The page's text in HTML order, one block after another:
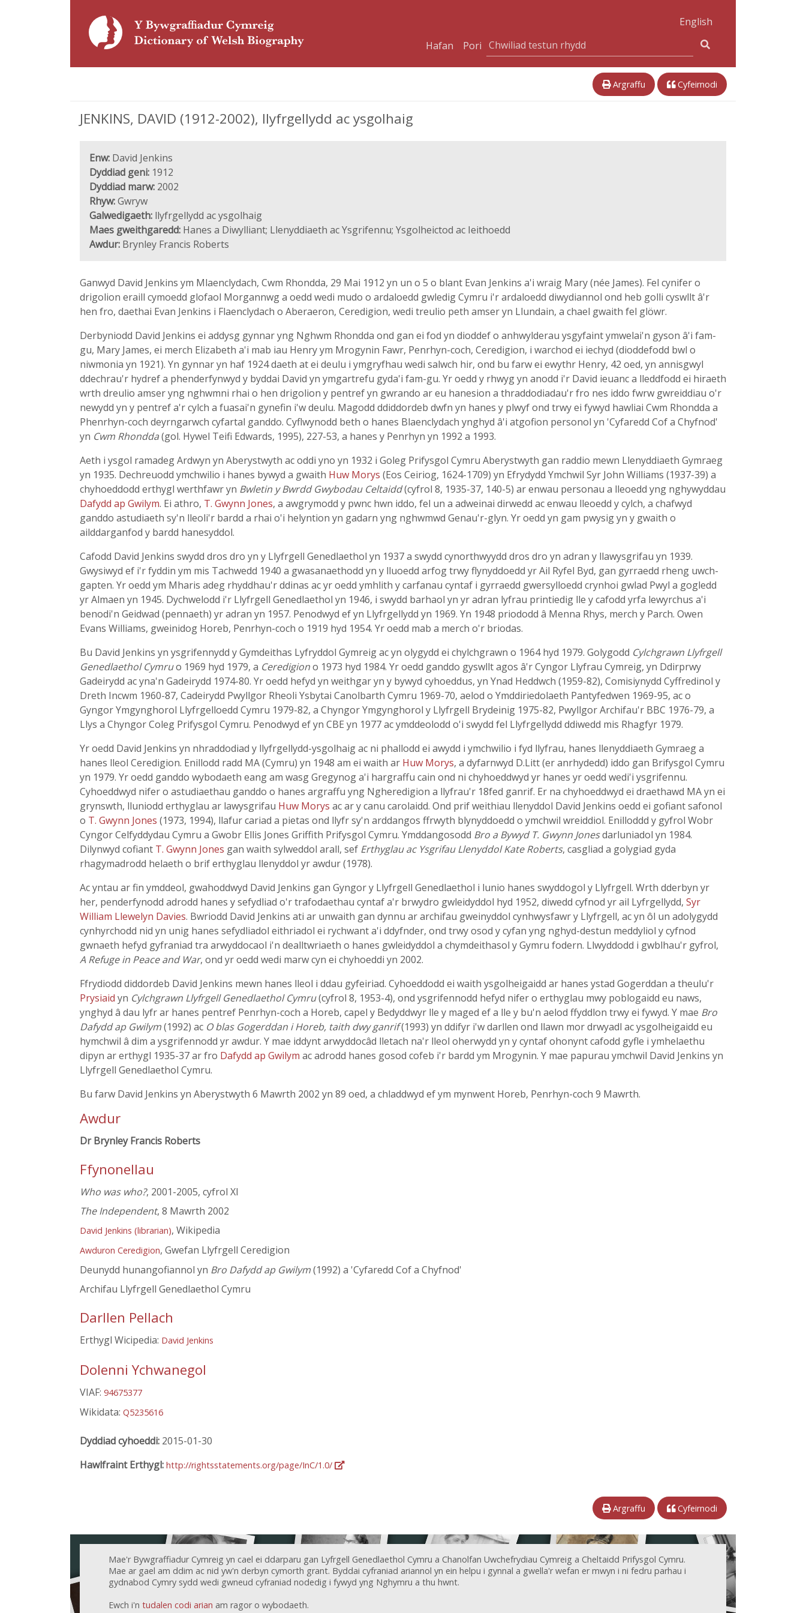
English
Hafan
Pori
Argraffu Cyfeirnodi
JENKINS, DAVID (1912-2002), llyfrgellydd ac ysgolhaig
Enw: David Jenkins
Dyddiad geni: 1912
Dyddiad marw: 2002
Rhyw:Gwryw
Galwedigaeth: llyfrgellydd ac ysgolhaig
Maes gweithgaredd: Hanes a Diwylliant; Llenyddiaeth ac Ysgrifennu; Ysgolheictod ac Ieithoedd
Awdur: Brynley Francis Roberts
Ganwyd David Jenkins ym Mlaenclydach, Cwm Rhondda, 29 Mai 1912 yn un o 5 o blant Evan Jenkins a'i wraig Mary (née James). Fel cynifer o
drigolion eraill cymoedd glofaol Morgannwg a oedd wedi mudo o ardaloedd gwledig Cymru i'r ardaloedd diwydiannol ond heb golli cyswllt â'r
hen fro, daethai Evan Jenkins i Flaenclydach o Aberaeron, Ceredigion, wedi treulio peth amser yn Llundain, a chael gwaith fel glöwr.
Derbyniodd David Jenkins ei addysg gynnar yng Nghwm Rhondda ond gan ei fod yn dioddef o anhwylderau ysgyfaint ymwelai'n gyson â'i fam-
gu, Mary James, ei merch Elizabeth a'i mab iau Henry ym Mrogynin Fawr, Penrhyn-coch, Ceredigion, i warchod ei iechyd (dioddefodd bwl o
niwmonia yn 1921). Yn gynnar yn haf 1924 daeth at ei deulu i ymgryfhau wedi salwch hir, ond bu farw ei ewythr Henry, 42 oed, yn annisgwyl
ddechrau'r hydref a phenderfynwyd y byddai David yn ymgartrefu gyda'i fam-gu. Yr oedd y rhwyg yn anodd i'r David ieuanc a lleddfodd ei hiraeth
wrth dreulio amser yng nghwmni rhai o hen drigolion y pentref yn gwrando ar eu hanesion a thraddodiadau'r fro nes iddo fwrw gwreiddiau o'r
newydd yn y pentref a'r cylch a fuasai'n gynefin i'w deulu. Magodd ddiddordeb dwfn yn hanes y plwyf ond trwy ei fywyd hawliai Cwm Rhondda a
Phenrhyn-coch deyrngarwch cyfartal ganddo. Cyflwynodd beth o hanes Blaenclydach ynghyd â'i atgofion personol yn 'Cyfaredd Cof a Chyfnod'
yn Cwm Rhondda(gol. Hywel Teifi Edwards, 1995), 227-53, a hanes y Penrhyn yn 1992 a 1993.
Aeth i ysgol ramadeg Ardwyn yn Aberystwyth ac oddi yno yn 1932 i Goleg Prifysgol Cymru Aberystwyth gan raddio mewn Llenyddiaeth Gymraeg
yn 1935. Dechreuodd ymchwilio i hanes bywyd a gwaith Huw Morys (Eos Ceiriog, 1624-1709) yn Efrydydd Ymchwil Syr John Williams (1937-39) a
chyhoeddodd erthygl werthfawr yn Bwletin y Bwrdd Gwybodau Celtaidd(cyfrol 8, 1935-37, 140-5) ar enwau personau a lleoedd yng nghywyddau
Dafydd ap Gwilym. Ei athro, T. Gwynn Jones, a awgrymodd y pwnc hwn iddo, fel un a adweinai dirwedd ac enwau lleoedd y cylch, a chafwyd
ganddo astudiaeth sy'n lleoli'r bardd a rhai o'i helyntion yn gadarn yng nghwmwd Genau'r-glyn. Yr oedd yn gam pwysig yn y gwaith o
ailddarganfod y bardd hanesyddol.
Cafodd David Jenkins swydd dros dro yn y Llyfrgell Genedlaethol yn 1937 a swydd cynorthwyydd dros dro yn adran y llawysgrifau yn 1939.
Gwysiwyd ef i'r fyddin ym mis Tachwedd 1940 a gwasanaethodd yn y lluoedd arfog trwy flynyddoedd yr Ail Ryfel Byd, gan gyrraedd rheng uwch-
gapten. Yr oedd ym Mharis adeg rhyddhau'r ddinas ac yr oedd ymhlith y carfanau cyntaf i gyrraedd gwersylloedd crynhoi gwlad Pwyl a gogledd
yr Almaen yn 1945. Dychwelodd i'r Llyfrgell Genedlaethol yn 1946, i swydd barhaol yn yr adran lyfrau printiedig lle y cafodd yrfa lewyrchus a'i
benodi'n Geidwad (pennaeth) yr adran yn 1957. Penodwyd ef yn Llyfrgellydd yn 1969. Yn 1948 priododd â Menna Rhys, merch y Parch. Owen
Evans Williams, gweinidog Horeb, Penrhyn-coch o 1919 hyd 1954. Yr oedd mab a merch o'r briodas.
Bu David Jenkins yn ysgrifennydd y Gymdeithas Lyfryddol Gymreig ac yn olygydd ei chylchgrawn o 1964 hyd 1979. Golygodd Cylchgrawn Llyfrgell
Genedlaethol Cymruo 1969 hyd 1979, a Ceredigiono 1973 hyd 1984. Yr oedd ganddo gyswllt agos â'r Cyngor Llyfrau Cymreig, yn Ddirprwy
Gadeirydd ac yna'n Gadeirydd 1974-80. Yr oedd hefyd yn weithgar yn y bywyd cyhoeddus, yn Ynad Heddwch (1959-82), Comisiynydd Cyffredinol y
Dreth Incwm 1960-87, Cadeirydd Pwyllgor Rheoli Ysbytai Canolbarth Cymru 1969-70, aelod o Ymddiriedolaeth Pantyfedwen 1969-95, ac o
Gyngor Ymgynghorol Llyfrgelloedd Cymru 1979-82, a Chyngor Ymgynghorol y Llyfrgell Brydeinig 1975-82, Pwyllgor Archifau'r BBC 1976-79, a
Llys a Chyngor Coleg Prifysgol Cymru. Penodwyd ef yn CBE yn 1977 ac ymddeolodd o'i swydd fel Llyfrgellydd ddiwedd mis Rhagfyr 1979.
Yr oedd David Jenkins yn nhraddodiad y llyfrgellydd-ysgolhaig ac ni phallodd ei awydd i ymchwilio i fyd llyfrau, hanes llenyddiaeth Gymraeg a
hanes lleol Ceredigion. Enillodd radd MA (Cymru) yn 1948 am ei waith ar Huw Morys, a dyfarnwyd D.Litt (er anrhydedd) iddo gan Brifysgol Cymru
yn 1979. Yr oedd ganddo wybodaeth eang am wasg Gregynog a'i hargraffu cain ond ni chyhoeddwyd yr hanes yr oedd wedi'i ysgrifennu.
Cyhoeddwyd nifer o astudiaethau ganddo o hanes argraffu yng Ngheredigion a llyfrau'r 18fed ganrif. Er na chyhoeddwyd ei draethawd MA yn ei
grynswth, lluniodd erthyglau ar lawysgrifau Huw Morys ac ar y canu carolaidd. Ond prif weithiau llenyddol David Jenkins oedd ei gofiant safonol
o T. Gwynn Jones (1973, 1994), llafur cariad a pietas ond llyfr sy'n arddangos ffrwyth blynyddoedd o ymchwil wreiddiol. Enilloddd y gyfrol Wobr
Cyngor Celfyddydau Cymru a Gwobr Ellis Jones Griffith Prifysgol Cymru. Ymddangosodd Bro a Bywyd T. Gwynn Jonesdarluniadol yn 1984.
Dilynwyd cofiant T. Gwynn Jones gan waith sylweddol arall, sef Erthyglau ac Ysgrifau Llenyddol Kate Roberts, casgliad a golygiad gyda
rhagymadrodd helaeth o brif erthyglau llenyddol yr awdur (1978).
Ac yntau ar fin ymddeol, gwahoddwyd David Jenkins gan Gyngor y Llyfrgell Genedlaethol i lunio hanes swyddogol y Llyfrgell. Wrth dderbyn yr
her, penderfynodd adrodd hanes y sefydliad o'r trafodaethau cyntaf a'r brwydro gwleidyddol hyd 1952, diwedd cyfnod yr ail Lyfrgellydd, Syr
William Llewelyn Davies. Bwriodd David Jenkins ati ar unwaith gan dynnu ar archifau gweinyddol cynhwysfawr y Llyfrgell, ac yn ôl un adolygydd
cynhyrchodd nid yn unig hanes sefydliadol eithriadol ei rychwant a'i ddyfnder, ond trwy osod y cyfan yng nghyd-destun meddyliol y cyfnod
gwnaeth hefyd gyfraniad tra arwyddocaol i'n dealltwriaeth o hanes gwleidyddol a chymdeithasol y Gymru fodern. Llwyddodd i gwblhau'r gyfrol,
A Refuge in Peace and War, ond yr oedd wedi marw cyn ei chyhoeddi yn 2002.
Ffrydiodd diddordeb David Jenkins mewn hanes lleol i ddau gyfeiriad. Cyhoeddodd ei waith ysgolheigaidd ar hanes ystad Gogerddan a theulu'r
Prysiaid yn Cylchgrawn Llyfrgell Genedlaethol Cymru(cyfrol 8, 1953-4), ond ysgrifennodd hefyd nifer o erthyglau mwy poblogaidd eu naws,
ynghyd â dau lyfr ar hanes pentref Penrhyn-coch a Horeb, capel y Bedyddwyr lle y maged ef a lle y bu'n aelod ffyddlon trwy ei fywyd. Y mae Bro
Dafydd ap Gwilym(1992) ac O blas Gogerddan i Horeb, taith dwy ganrif(1993) yn ddifyr i'w darllen ond llawn mor drwyadl ac ysgolheigaidd eu
hymchwil â dim a ysgrifennodd yr awdur. Y mae iddynt arwyddocâd lletach na'r lleol oherwydd yn y cyntaf ohonynt cafodd gyfle i ymhelaethu
dipyn ar erthygl 1935-37 ar fro Dafydd ap Gwilym ac adrodd hanes gosod cofeb i'r bardd ym Mrogynin. Y mae papurau ymchwil David Jenkins yn
Llyfrgell Genedlaethol Cymru.
Bu farw David Jenkins yn Aberystwyth 6 Mawrth 2002 yn 89 oed, a chladdwyd ef ym mynwent Horeb, Penrhyn-coch 9 Mawrth.
Awdur
Dr Brynley Francis Roberts
Ffynonellau
Who was who?, 2001-2005, cyfrol XI
The Independent, 8 Mawrth 2002
David Jenkins (librarian), Wikipedia
Awduron Ceredigion, Gwefan Llyfrgell Ceredigion
Deunydd hunangofiannol yn Bro Dafydd ap Gwilym(1992) a 'Cyfaredd Cof a Chyfnod'
Archifau Llyfrgell Genedlaethol Cymru
Darllen Pellach
Erthygl Wicipedia: David Jenkins
Dolenni Ychwanegol
VIAF: 94675377
Wikidata: Q5235616
Dyddiad cyhoeddi: 2015-01-30
Hawlfraint Erthygl: http://rightsstatements.org/page/InC/1.0/
Argraffu Cyfeirnodi
Mae'r Bywgraffiadur Cymreig yn cael ei ddarparu gan Lyfrgell Genedlaethol Cymru a Chanolfan Uwchefrydiau Cymreig a Cheltaidd Prifysgol Cymru.
Mae ar gael am ddim ac nid yw'n derbyn cymorth grant. Byddai cyfraniad ariannol yn ein helpu i gynnal a gwella'r wefan er mwyn i ni fedru parhau i
gydnabod Cymry sydd wedi gwneud cyfraniad nodedig i fywyd yng Nghymru a thu hwnt.
Ewch i'n tudalen codi arian am ragor o wybodaeth.